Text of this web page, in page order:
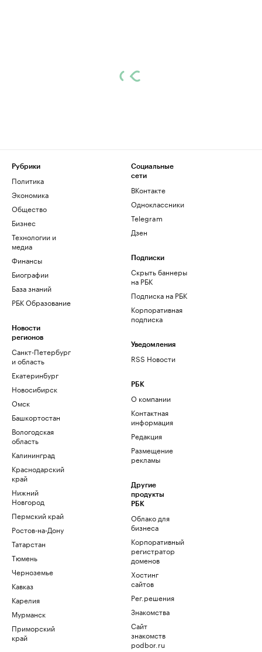
Рубрики
Политика
Экономика
Общество
Бизнес
Технологии и
медиа
Финансы
Биографии
База знаний
РБК Образование
Новости
регионов
Санкт-Петербург
и область
Екатеринбург
Новосибирск
Омск
Башкортостан
Вологодская
область
Калининград
Краснодарский
край
Нижний
Новгород
Пермский край
Ростов-на-Дону
Татарстан
Тюмень
Черноземье
Кавказ
Карелия
Мурманск
Приморский
край
Социальные
сети
ВКонтакте
Одноклассники
Telegram
Дзен
Подписки
Скрыть баннеры
на РБК
Подписка на РБК
Корпоративная
подписка
Уведомления
RSS Новости
РБК
О компании
Контактная
информация
Редакция
Размещение
рекламы
Другие
продукты
РБК
Облако для
бизнеса
Корпоративный
регистратор
доменов
Хостинг
сайтов
Рег.решения
Знакомства
Сайт
знакомств
podbor.ru